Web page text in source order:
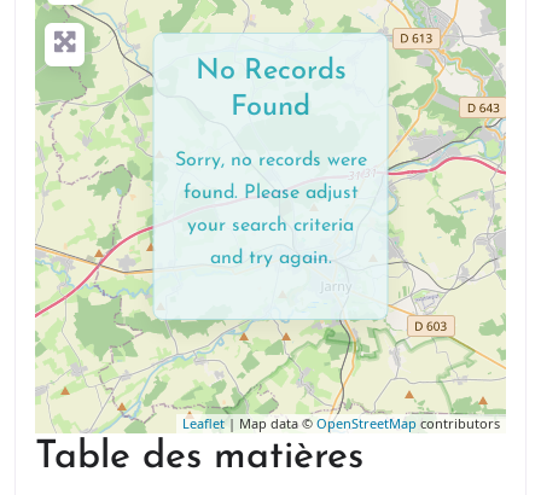
Leaflet| Map data © OpenStreetMap contributors
No Records
Found
Sorry, no records were
found. Please adjust
your search criteria
and try again.
Table des matières